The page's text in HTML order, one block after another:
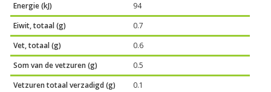
Energie (kJ)
94
Eiwit, totaal (g)
0.7
Vet, totaal (g)
0.6
Som van de vetzuren (g)
0.5
Vetzuren totaal verzadigd (g)
0.1